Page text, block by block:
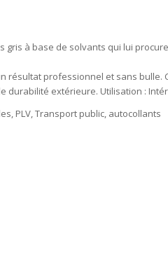
à base de solvants qui lui
résultat professionnel et sans
durabilité extérieure. Utilisation :
PLV, Transport public, autocollants